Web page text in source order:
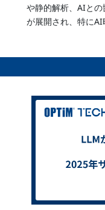
や静的解析、AIと
が展開され、特に